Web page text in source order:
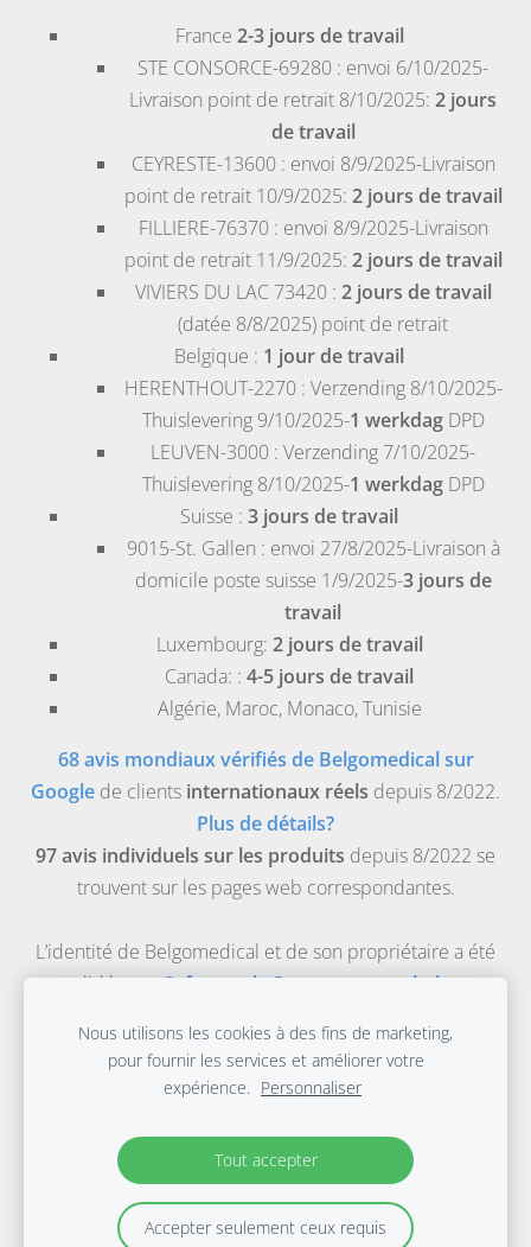
France 2-3 jours de travail
STE CONSORCE-69280 : envoi 6/10/2025-
Livraison point de retrait 8/10/2025: 2 jours
de travail
CEYRESTE-13600: envoi 8/9/2025-Livraison
point de retrait 10/9/2025: 2 jours de travail
FILLIERE-76370: envoi 8/9/2025-Livraison
point de retrait 11/9/2025: 2 jours de travail
VIVIERS DU LAC 73420: 2 jours de travail
(datée 8/8/2025) point de retrait
Belgique : 1 jour de travail
HERENTHOUT-2270: Verzending 8/10/2025-
Thuislevering 9/10/2025-1 werkdagDPD
LEUVEN-3000 : Verzending 7/10/2025-
Thuislevering 8/10/2025-1 werkdagDPD
Suisse : 3 jours de travail
9015-St. Gallen : envoi 27/8/2025-Livraison à
domicile poste suisse 1/9/2025-3 jours de
travail
Luxembourg: 2 jours de travail
Canada: : 4-5 jours de travail
Algérie, Maroc, Monaco,Tunisie
68 avis mondiaux vérifiés de Belgomedical sur
Google de clients internationaux réels depuis 8/2022.
Plus de détails?
97 avis individuels sur les produits depuis 8/2022 se
trouvent sur les pages web correspondantes.
L’identité de Belgomedical et de son propriétaire a été
validée parSafeonweb-Gouvernement belge.
Evidence Based Materials bv, une entreprise médicale
enregistrée pour la distribution et la commercialisation
d’agrément FAGG : BE/CA01/1-11763.
© 2003-2026 Belgomedical, tous droits réservés.
Nous utilisons les cookies à des fins de marketing,
pour fournir les services et améliorer votre
expérience. Personnaliser
Tout accepter
Accepter seulement ceux requis